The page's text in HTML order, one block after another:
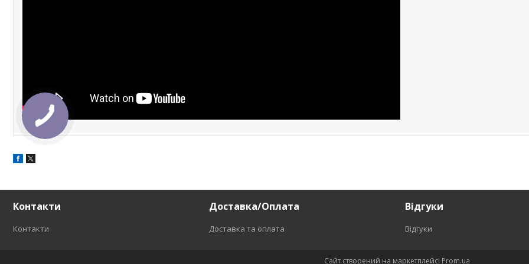
Контакти
Контакти
Доставка/Оплата
Доставка та оплата
Відгуки
Відгуки
Сайт створений на маркетплейсі Prom.ua